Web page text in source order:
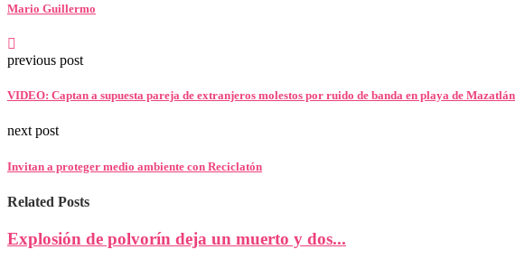
Mario Guillermo
previous post
VIDEO: Captan a supuesta pareja de extranjeros molestos por ruido de banda en playa de Mazatlán
next post
Invitan a proteger medio ambiente con Reciclatón
Related Posts
Explosión de polvorín deja un muerto y dos...